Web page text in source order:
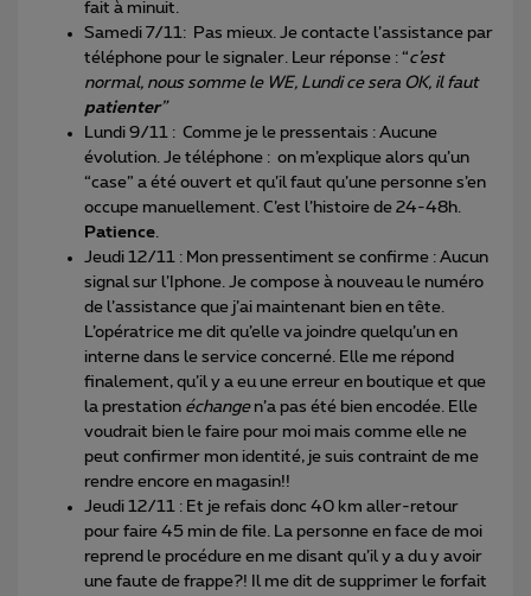
fait à minuit.
Samedi 7/11: Pas mieux. Je contacte l’assistance par
téléphone pour le signaler. Leur réponse : “c’est
normal, nous somme le WE, Lundi ce sera OK, il faut
patienter”
Lundi 9/11 : Comme je le pressentais : Aucune
évolution. Je téléphone : on m’explique alors qu’un
“case” a été ouvert et qu’il faut qu’une personne s’en
occupe manuellement. C’est l’histoire de 24-48h.
Patience
Jeudi 12/11 : Mon pressentiment se confirme : Aucun
signal sur l’Iphone. Je compose à nouveau le numéro
de l’assistance que j’ai maintenant bien en tête.
L’opératrice me dit qu’elle va joindre quelqu’un en
interne dans le service concerné. Elle me répond
finalement, qu’il y a eu une erreur en boutique et que
la prestation échangen’a pas été bien encodée. Elle
voudrait bien le faire pour moi mais comme elle ne
peut confirmer mon identité, je suis contraint de me
rendre encore en magasin!!
Jeudi 12/11 : Et je refais donc 40 km aller-retour
pour faire 45 min de file. La personne en face de moi
reprend le procédure en me disant qu’il y a du y avoir
une faute de frappe?! Il me dit de supprimer le forfait